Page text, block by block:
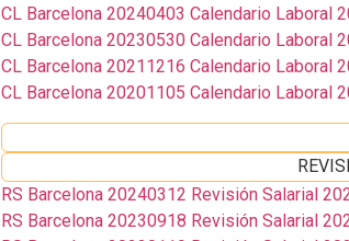
CL Barcelona 20240403 Calendario Laboral
CL Barcelona 20230530 Calendario Laboral
CL Barcelona 20211216 Calendario Laboral
CL Barcelona 20201105 Calendario Laboral
RS Barcelona 20240312 Revisión Salarial
RS Barcelona 20230918 Revisión Salarial